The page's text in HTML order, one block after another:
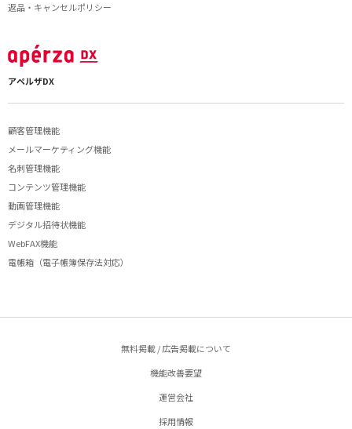
返品・キャンセルポリシー
アペルザDX
顧客管理機能
メールマーケティング機能
名刺管理機能
コンテンツ管理機能
動画管理機能
デジタル招待状機能
WebFAX機能
電帳箱（電子帳簿保存法対応）
無料掲載 / 広告掲載について
機能改善要望
運営会社
採用情報